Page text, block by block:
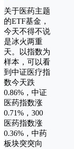
关于医药主题
的ETF基金，
今天不得不说
是冰火两重
天。以指数为
样本，可以看
到中证医疗指
数今天跌
0.86%，中证
医药指数涨
0.71%，300
医药指数涨
0.36%，中药
板块突突向